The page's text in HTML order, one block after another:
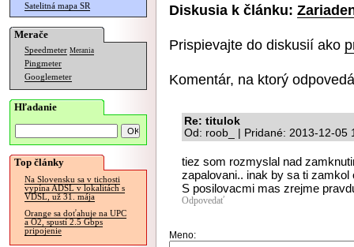
Satelitná mapa SR
Merače
Speedmeter Merania
Pingmeter
Googlemeter
Hľadanie
Top články
Na Slovensku sa v tichosti
vypína ADSL v lokalitách s
VDSL, už 31. mája
Orange sa doťahuje na UPC
a O2, spustí 2.5 Gbps
pripojenie
Diskusia k článku:
Prispievajte do diskusií ako
Komentár, na ktorý
Re: titulok
Od: roob_ | Pridané: 2013-12-05
tiez som rozmyslal nad
zapalovani.. inak by sa ti
S posilovacmi mas zrejme
Odpovedať
Meno: